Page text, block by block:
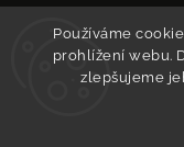
Používáme
prohlížení webu.
zlepšujeme